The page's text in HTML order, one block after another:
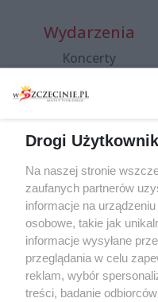
Wydarzenia
Koncerty
Spacery i oprowadzania
targi
Wernisaże
Więcej
Drogi
Na naszej stronie
zaufanych partnerów
informacje na
osobowe, takie jak
informacje wysyłane
przeglądania w celu
reklam, wybór
treści, badanie